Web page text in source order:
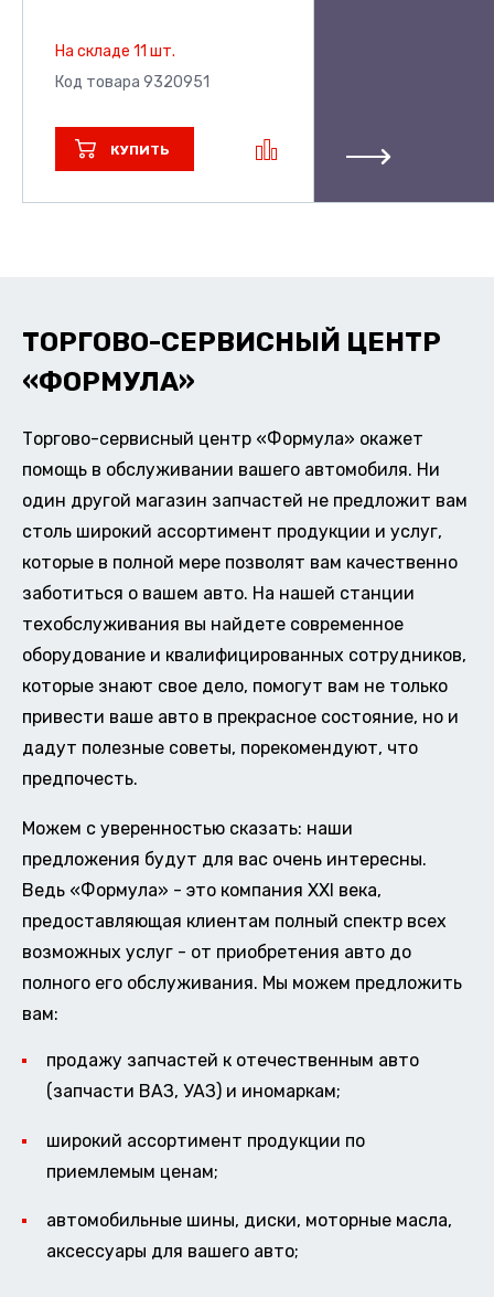
На складе 11 шт.
Код товара 9320951
КУПИТЬ
ТОРГОВО-СЕРВИСНЫЙ ЦЕНТР
«ФОРМУЛА»
Торгово-сервисный центр «Формула» окажет
помощь в обслуживании вашего автомобиля. Ни
один другой магазин запчастей не предложит вам
столь широкий ассортимент продукции и услуг,
которые в полной мере позволят вам качественно
заботиться о вашем авто. На нашей станции
техобслуживания вы найдете современное
оборудование и квалифицированных сотрудников,
которые знают свое дело, помогут вам не только
привести ваше авто в прекрасное состояние, но и
дадут полезные советы, порекомендуют, что
предпочесть.
Можем с уверенностью сказать: наши
предложения будут для вас очень интересны.
Ведь «Формула» - это компания XXI века,
предоставляющая клиентам полный спектр всех
возможных услуг - от приобретения авто до
полного его обслуживания. Мы можем предложить
вам:
продажу запчастей к отечественным авто
(запчасти ВАЗ, УАЗ) и иномаркам;
широкий ассортимент продукции по
приемлемым ценам;
автомобильные шины, диски, моторные масла,
аксессуары для вашего авто;